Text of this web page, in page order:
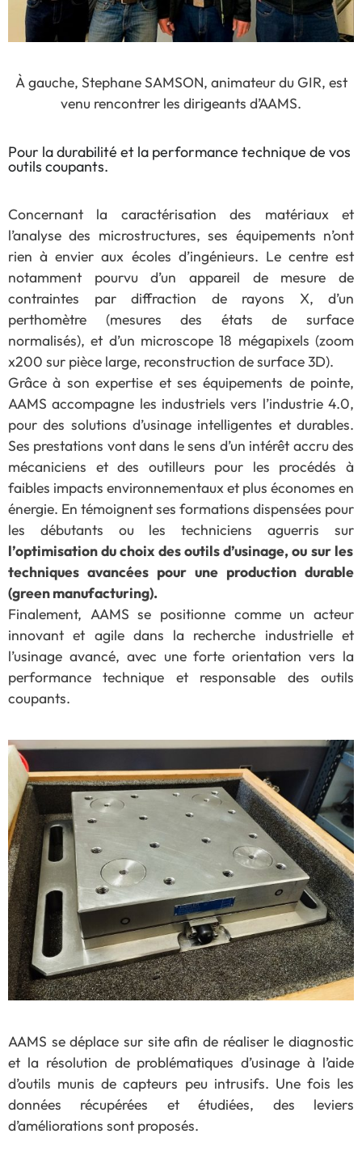
À gauche, Stephane SAMSON, animateur du GIR, est
venu rencontrer les dirigeants d’AAMS.
Pour la durabilité et la performance technique de vos
outils coupants.
Concernant la caractérisation des matériaux et
l’analyse des microstructures, ses équipements n’ont
rien à envier aux écoles d’ingénieurs. Le centre est
notamment pourvu d’un appareil de mesure de
contraintes par diffraction de rayons X, d’un
perthomètre (mesures des états de surface
normalisés), et d’un microscope 18 mégapixels (zoom
x200 sur pièce large, reconstruction de surface 3D).
Grâce à son expertise et ses équipements de pointe,
AAMS accompagne les industriels vers l’industrie 4.0,
pour des solutions d’usinage intelligentes et durables.
Ses prestations vont dans le sens d’un intérêt accru des
mécaniciens et des outilleurs pour les procédés à
faibles impacts environnementaux et plus économes en
énergie. En témoignent ses formations dispensées pour
les débutants ou les techniciens aguerris sur
l’optimisation du choix des outils d’usinage, ou sur les
techniques avancées pour une production durable
(green manufacturing).
Finalement, AAMS se positionne comme un acteur
innovant et agile dans la recherche industrielle et
l’usinage avancé, avec une forte orientation vers la
performance technique et responsable des outils
coupants.
AAMS se déplace sur site afin de réaliser le diagnostic
et la résolution de problématiques d’usinage à l’aide
d’outils munis de capteurs peu intrusifs. Une fois les
données récupérées et étudiées, des leviers
d’améliorations sont proposés.